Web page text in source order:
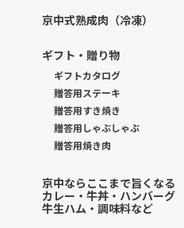
京中式熟成肉（冷凍）
ギフト・贈り物
ギフトカタログ
贈答用ステーキ
贈答用すき焼き
贈答用しゃぶしゃぶ
贈答用焼き肉
京中ならここまで旨くなる
カレー・牛丼・ハンバーグ
牛生ハム・調味料など